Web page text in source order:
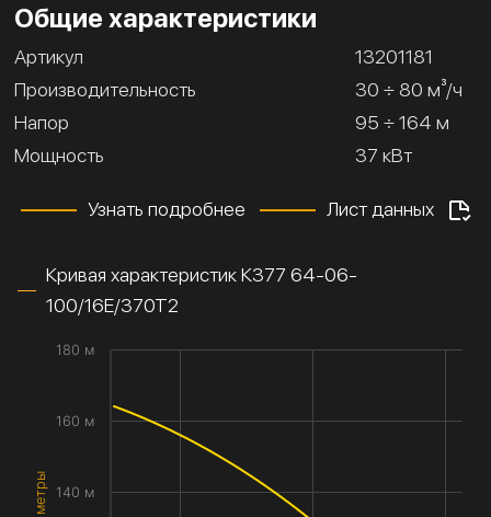
Общие характеристики
Артикул
13201181
Производительность
30 ÷ 80 м³/ч
Напор
95 ÷ 164 м
Мощность
37 кВт
Узнать подробнее Лист данных
Кривая характеристик К377 64-06-
100/16Е/370Т2
140 м
160 м
180 м